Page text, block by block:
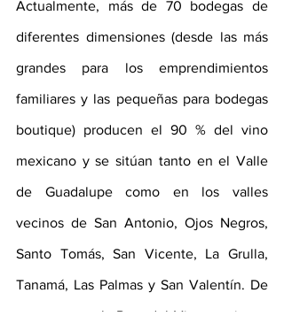
Actualmente, más de 70 bodegas de
diferentes dimensiones (desde las más
grandes para los emprendimientos
familiares y las pequeñas para bodegas
boutique) producen el 90 % del vino
mexicano y se sitúan tanto en el Valle
de Guadalupe como en los valles
vecinos de San Antonio, Ojos Negros,
Santo Tomás, San Vicente, La Grulla,
Tanamá, Las Palmas y San Valentín. De
esta manera, la Ruta del Vino mexicano